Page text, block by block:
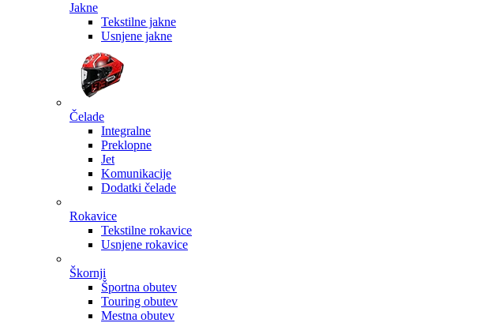
Jakne
Tekstilne jakne
Usnjene jakne
Čelade
Integralne
Preklopne
Jet
Komunikacije
Dodatki čelade
Rokavice
Tekstilne rokavice
Usnjene rokavice
Škornji
Športna obutev
Touring obutev
Mestna obutev